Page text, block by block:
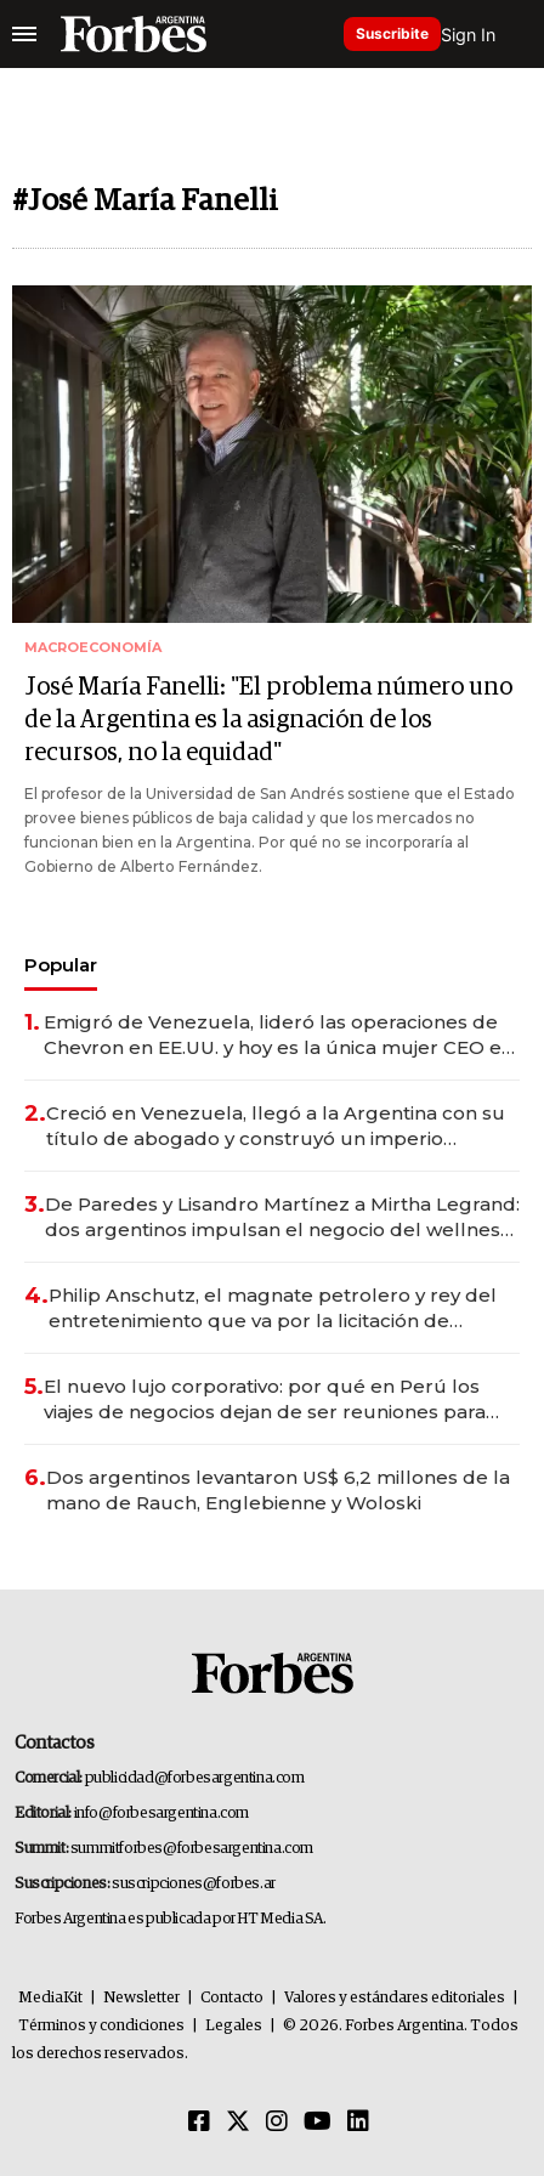
Suscribite Sign In
#José María Fanelli
MACROECONOMÍA
José María Fanelli: "El problema número uno
de la Argentina es la asignación de los
recursos, no la equidad"
El profesor de la Universidad de San Andrés sostiene que el Estado
provee bienes públicos de baja calidad y que los mercados no
funcionan bien en la Argentina. Por qué no se incorporaría al
Gobierno de Alberto Fernández.
Popular
1. Emigró de Venezuela, lideró las operaciones de
Chevron en EE.UU. y hoy es la única mujer CEO en
2.Creció en Venezuela, llegó a la Argentina con su
título de abogado y construyó un imperio
3.De Paredes y Lisandro Martínez a Mirtha Legrand:
dos argentinos impulsan el negocio del wellness
4.Philip Anschutz, el magnate petrolero y rey del
entretenimiento que va por la licitación de
5.El nuevo lujo corporativo: por qué en Perú los
viajes de negocios dejan de ser reuniones para
6.Dos argentinos levantaron US$ 6,2 millones de la
mano de Rauch, Englebienne y Woloski
Contactos
Comercial:publicidad@forbesargentina.com
Editorial:info@forbesargentina.com
Summit:summitforbes@forbesargentina.com
Suscripciones:suscripciones@forbes.ar
Forbes Argentina es publicada por HT Media SA.
MediaKit Newsletter Contacto Valores y estándares editoriales
Términos y condiciones
Legales
© 2026. Forbes Argentina. Todos
los derechos reservados.